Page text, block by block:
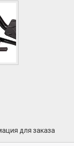
для заказа